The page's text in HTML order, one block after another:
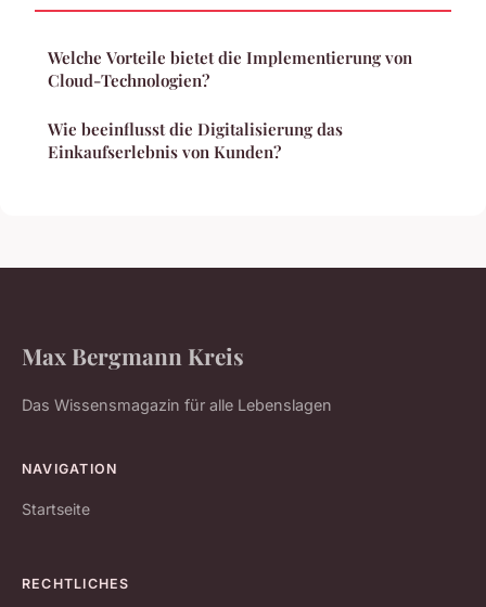
Welche Vorteile bietet die Implementierung von
Cloud-Technologien?
Wie beeinflusst die Digitalisierung das
Einkaufserlebnis von Kunden?
Max Bergmann Kreis
Das Wissensmagazin für alle Lebenslagen
NAVIGATION
Startseite
RECHTLICHES